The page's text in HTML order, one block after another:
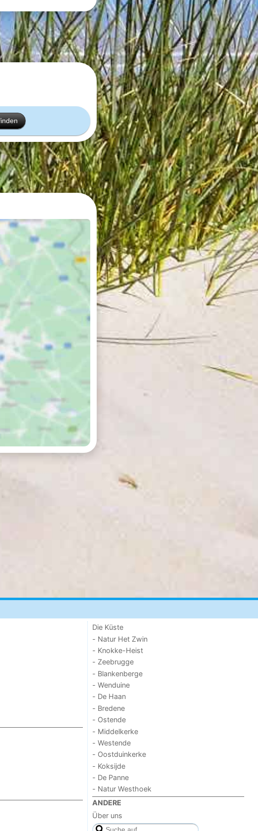
Die Küste
- Natur Het Zwin
- Knokke-Heist
- Zeebrugge
- Blankenberge
- Wenduine
- De Haan
- Bredene
- Ostende
- Middelkerke
- Westende
- Oostduinkerke
- Koksijde
- De Panne
- Natur Westhoek
ANDERE
Über uns